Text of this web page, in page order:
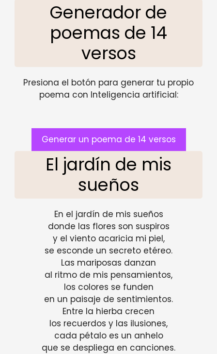
Generador de
poemas de 14
versos
Presiona el botón para generar tu propio
poema con Inteligencia artificial:
Generar un poema de 14 versos
El jardín de mis
sueños
En el jardín de mis sueños
donde las flores son suspiros
y el viento acaricia mi piel,
se esconde un secreto etéreo.
Las mariposas danzan
al ritmo de mis pensamientos,
los colores se funden
en un paisaje de sentimientos.
Entre la hierba crecen
los recuerdos y las ilusiones,
cada pétalo es un anhelo
que se despliega en canciones.